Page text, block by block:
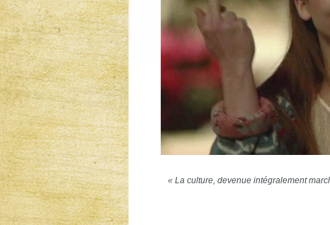
« La culture, devenue intégralement